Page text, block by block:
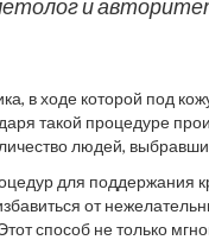
и
в ходе которой под
такой процедуре
людей,
ее весьма
для поддержания
от
способ не только